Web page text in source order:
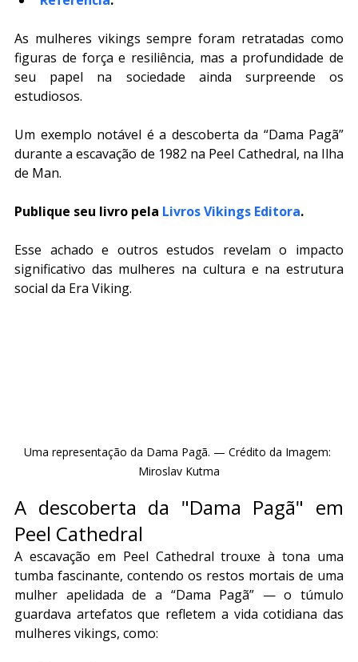
As mulheres vikings sempre foram retratadas como
figuras de força e resiliência, mas a profundidade de
seu papel na sociedade ainda surpreende os
estudiosos.
Um exemplo notável é a descoberta da “Dama Pagã”
durante a escavação de 1982 na Peel Cathedral, na Ilha
de Man.
Publique seu livro pela Livros Vikings Editora.
Esse achado e outros estudos revelam o impacto
significativo das mulheres na cultura e na estrutura
social da Era Viking.
Uma representação da Dama Pagã. — Crédito da Imagem:
Miroslav Kutma
A descoberta da "Dama Pagã" em
Peel Cathedral
A escavação em Peel Cathedral trouxe à tona uma
tumba fascinante, contendo os restos mortais de uma
mulher apelidada de a “Dama Pagã” — o túmulo
guardava artefatos que refletem a vida cotidiana das
mulheres vikings, como: